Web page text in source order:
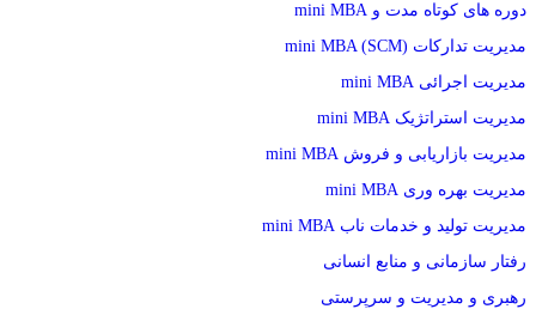
دوره های کوتاه مدت و mini MBA
مدیریت تدارکات (mini MBA (SCM
مدیریت اجرائی mini MBA
مدیریت استراتژیک mini MBA
مدیریت بازاریابی و فروش mini MBA
مدیریت بهره وری mini MBA
مدیریت تولید و خدمات ناب mini MBA
رفتار سازمانی و منابع انسانی
رهبری و مدیریت و سرپرستی